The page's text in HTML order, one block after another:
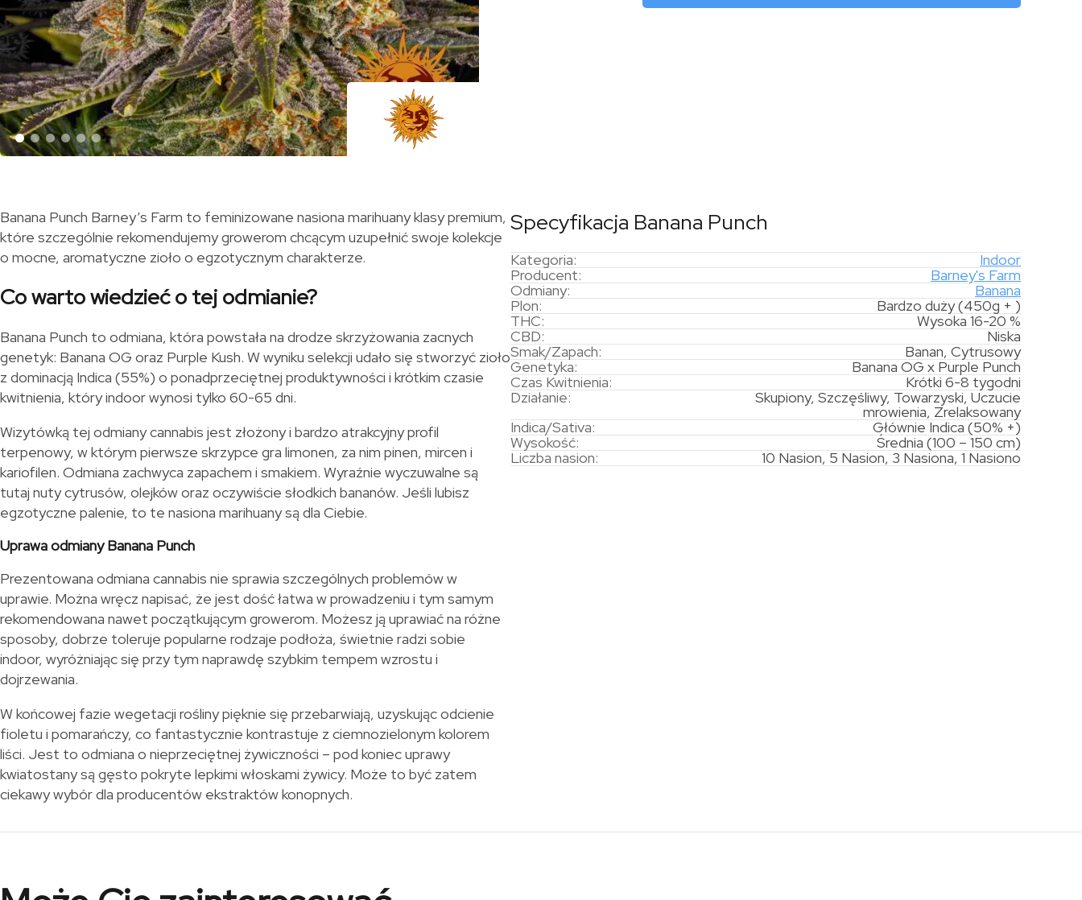
Specyfikacja Banana Punch
Kategoria:
Indoor
Producent:
Barney's Farm
Odmiany:
Banana
Plon:
Bardzo duży (450g + )
THC:
Wysoka 16-20 %
CBD:
Niska
Smak/Zapach:
Banan, Cytrusowy
Genetyka:
Banana OG x Purple Punch
Czas Kwitnienia:
Krótki 6-8 tygodni
Działanie:
Skupiony, Szczęśliwy, Towarzyski, Uczucie
mrowienia, Zrelaksowany
Indica/Sativa:
Głównie Indica (50% +)
Wysokość:
Średnia (100 – 150 cm)
Liczba nasion:
10 Nasion, 5 Nasion, 3 Nasiona, 1 Nasiono
Banana Punch Barney’s Farm to feminizowane nasiona marihuany klasy premium,
które szczególnie rekomendujemy growerom chcącym uzupełnić swoje kolekcje
o mocne, aromatyczne zioło o egzotycznym charakterze.
Co warto wiedzieć o tej odmianie?
Banana Punch to odmiana, która powstała na drodze skrzyżowania zacnych
genetyk: Banana OG oraz Purple Kush. W wyniku selekcji udało się stworzyć zioło
z dominacją Indica (55%) o ponadprzeciętnej produktywności i krótkim czasie
kwitnienia, który indoor wynosi tylko 60-65 dni.
Wizytówką tej odmiany cannabis jest złożony i bardzo atrakcyjny profil
terpenowy, w którym pierwsze skrzypce gra limonen, za nim pinen, mircen i
kariofilen. Odmiana zachwyca zapachem i smakiem. Wyraźnie wyczuwalne są
tutaj nuty cytrusów, olejków oraz oczywiście słodkich bananów. Jeśli lubisz
egzotyczne palenie, to te nasiona marihuany są dla Ciebie.
Uprawa odmiany Banana Punch
Prezentowana odmiana cannabis nie sprawia szczególnych problemów w
uprawie. Można wręcz napisać, że jest dość łatwa w prowadzeniu i tym samym
rekomendowana nawet początkującym growerom. Możesz ją uprawiać na różne
sposoby, dobrze toleruje popularne rodzaje podłoża, świetnie radzi sobie
indoor, wyróżniając się przy tym naprawdę szybkim tempem wzrostu i
dojrzewania.
W końcowej fazie wegetacji rośliny pięknie się przebarwiają, uzyskując odcienie
fioletu i pomarańczy, co fantastycznie kontrastuje z ciemnozielonym kolorem
liści. Jest to odmiana o nieprzeciętnej żywiczności – pod koniec uprawy
kwiatostany są gęsto pokryte lepkimi włoskami żywicy. Może to być zatem
ciekawy wybór dla producentów ekstraktów konopnych.